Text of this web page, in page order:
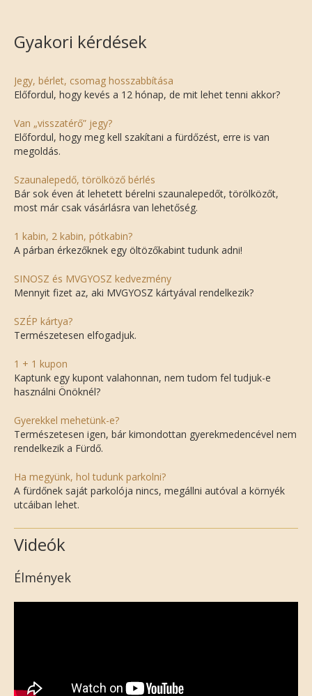
Gyakori kérdések
Jegy, bérlet, csomag hosszabbítása
Előfordul, hogy kevés a 12 hónap, de mit lehet tenni akkor?
Van „visszatérő” jegy?
Előfordul, hogy meg kell szakítani a fürdőzést, erre is van
megoldás.
Szaunalepedő, törölköző bérlés
Bár sok éven át lehetett bérelni szaunalepedőt, törölközőt,
most már csak vásárlásra van lehetőség.
1 kabin, 2 kabin, pótkabin?
A párban érkezőknek egy öltözőkabint tudunk adni!
SINOSZ és MVGYOSZ kedvezmény
Mennyit fizet az, aki MVGYOSZ kártyával rendelkezik?
SZÉP kártya?
Természetesen elfogadjuk.
1 + 1 kupon
Kaptunk egy kupont valahonnan, nem tudom fel tudjuk-e
használni Önöknél?
Gyerekkel mehetünk-e?
Természetesen igen, bár kimondottan gyerekmedencével nem
rendelkezik a Fürdő.
Ha megyünk, hol tudunk parkolni?
A fürdőnek saját parkolója nincs, megállni autóval a környék
utcáiban lehet.
Videók
Élmények